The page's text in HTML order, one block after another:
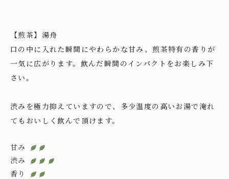
【煎茶】湯舟
口の中に入れた瞬間にやわらかな甘み、煎茶特有の香りが
一気に広がります。飲んだ瞬間のインパクトをお楽しみ下
さい。
渋みを極力抑えていますので、多少温度の高いお湯で淹れ
てもおいしく飲んで頂けます。
甘み
渋み
香り